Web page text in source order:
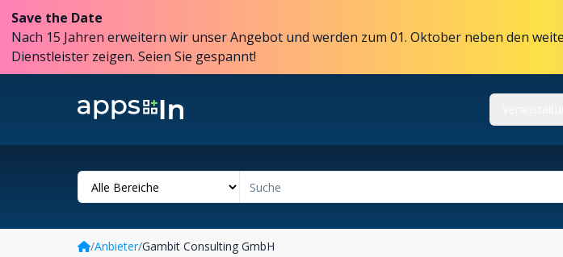
Save the Date
Nach 15 Jahren erweitern wir unser Angebot und werden zum 01. Oktober neben den
Dienstleister zeigen. Seien Sie gespannt!
/Anbieter/Gambit Consulting GmbH